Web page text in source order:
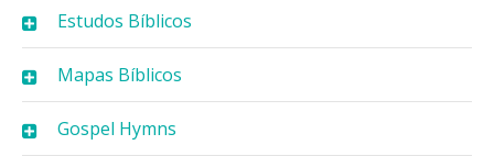
Estudos Bíblicos
Mapas Bíblicos
Gospel Hymns